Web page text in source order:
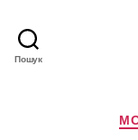
Пошук